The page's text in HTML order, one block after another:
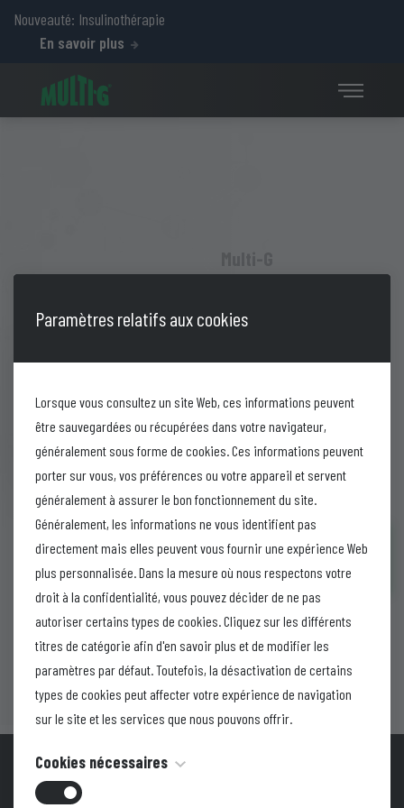
Nouveauté: Insulinothérapie
En savoir plus
Carbopla-
M
Carboplatine inj.
150mg et 450mg.
Brochure
Ajouter au
panier
Paramètres relatifs aux cookies
Lorsque vous consultez un site Web, ces informations peuvent
être sauvegardées ou récupérées dans votre navigateur,
généralement sous forme de cookies. Ces informations peuvent
porter sur vous, vos préférences ou votre appareil et servent
généralement à assurer le bon fonctionnement du site.
Généralement, les informations ne vous identifient pas
directement mais elles peuvent vous fournir une expérience Web
plus personnalisée. Dans la mesure où nous respectons votre
droit à la confidentialité, vous pouvez décider de ne pas
autoriser certains types de cookies. Cliquez sur les différents
titres de catégorie afin d'en savoir plus et de modifier les
paramètres par défaut. Toutefois, la désactivation de certains
types de cookies peut affecter votre expérience de navigation
sur le site et les services que nous pouvons offrir.
Cookies nécessaires